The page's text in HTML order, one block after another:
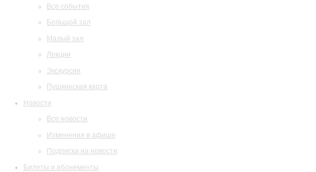
Все события
Большой зал
Малый зал
Лекции
Экскурсии
Пушкинская карта
Новости
Все новости
Изменения в афише
Подписка на новости
Билеты и абонементы